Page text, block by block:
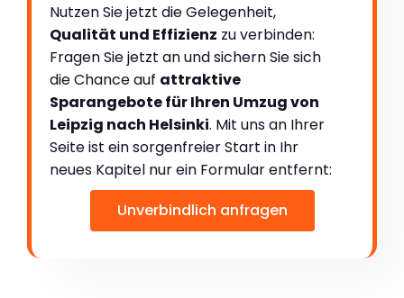
Nutzen Sie jetzt die Gelegenheit,
Qualität und Effizienz zu verbinden:
Fragen Sie jetzt an und sichern Sie sich
die Chance auf attraktive
Sparangebote für Ihren Umzug von
Leipzig nach Helsinki. Mit uns an Ihrer
Seite ist ein sorgenfreier Start in Ihr
neues Kapitel nur ein Formular entfernt:
Unverbindlich anfragen